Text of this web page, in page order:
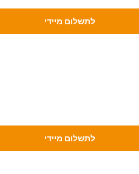
לתשלום מיידי
לתשלום מיידי